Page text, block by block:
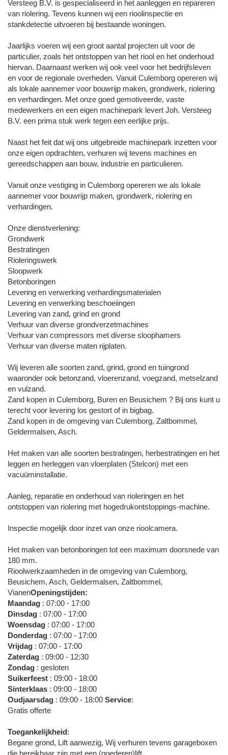
Versteeg B.V. is gespecialiseerd in het aanleggen en repareren
van riolering. Tevens kunnen wij een rioolinspectie en
stankdetectie uitvoeren bij bestaande woningen.
Jaarlijks voeren wij een groot aantal projecten uit voor de
particulier, zoals het ontstoppen van het riool en het onderhoud
hiervan. Daarnaast werken wij ook veel voor het bedrijfsleven
en voor de regionale overheden. Vanuit Culemborg opereren wij
als lokale aannemer voor bouwrijp maken, grondwerk, riolering
en verhardingen. Met onze goed gemotiveerde, vaste
medewerkers en een eigen machinepark levert Joh. Versteeg
B.V. een prima stuk werk tegen een eerlijke prijs.
Naast het feit dat wij ons uitgebreide machinepark inzetten voor
onze eigen opdrachten, verhuren wij tevens machines en
gereedschappen aan bouw, industrie en particulieren.
Vanuit onze vestiging in Culemborg opereren we als lokale
aannemer voor bouwrijp maken, grondwerk, riolering en
verhardingen.
Onze dienstverlening:
Grondwerk
Bestratingen
Rioleringswerk
Sloopwerk
Betonboringen
Levering en verwerking verhardingsmaterialen
Levering en verwerking beschoeiingen
Levering van zand, grind en grond
Verhuur van diverse grondverzetmachines
Verhuur van compressors met diverse sloophamers
Verhuur van diverse maten rijplaten.
Wij leveren alle soorten zand, grind, grond en tuingrond
waaronder ook betonzand, vloerenzand, voegzand, metselzand
en vulzand.
Zand kopen in Culemborg, Buren en Beusichem ? Bij ons kunt u
terecht voor levering los gestort of in bigbag.
Zand kopen in de omgeving van Culemborg, Zaltbommel,
Geldermalsen, Asch.
Het maken van alle soorten bestratingen, herbestratingen en het
leggen en herleggen van vloerplaten (Stelcon) met een
vacuüminstallatie.
Aanleg, reparatie en onderhoud van rioleringen en het
ontstoppen van riolering met hogedrukontstoppings-machine.
Inspectie mogelijk door inzet van onze rioolcamera.
Het maken van betonboringen tot een maximum doorsnede van
180 mm.
Rioolwerkzaamheden in de omgeving van Culemborg,
Beusichem, Asch, Geldermalsen, Zaltbommel,
VianenOpeningstijden:
Maandag : 07:00 - 17:00
Dinsdag : 07:00 - 17:00
Woensdag : 07:00 - 17:00
Donderdag : 07:00 - 17:00
Vrijdag : 07:00 - 17:00
Zaterdag : 09:00 - 12:30
Zondag : gesloten
Suikerfeest : 09:00 - 18:00
Sinterklaas : 09:00 - 18:00
Oudjaarsdag : 09:00 - 18:00 Service:
Gratis offerte
Toegankelijkheid:
Begane grond, Lift aanwezig, Wij verhuren tevens garageboxen
die bereikbaar zijn met een (goederen)lift.